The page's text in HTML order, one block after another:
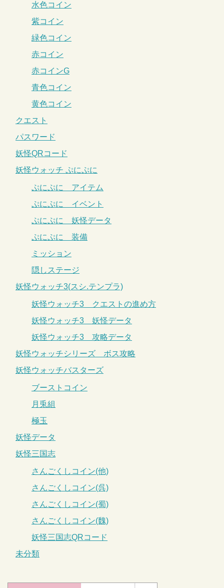
水色コイン
紫コイン
緑色コイン
赤コイン
赤コインG
青色コイン
黄色コイン
クエスト
パスワード
妖怪QRコード
妖怪ウォッチ ぷにぷに
ぷにぷに アイテム
ぷにぷに イベント
ぷにぷに 妖怪データ
ぷにぷに 装備
ミッション
隠しステージ
妖怪ウォッチ3(スシ.テンプラ)
妖怪ウォッチ3 クエストの進め方
妖怪ウォッチ3 妖怪データ
妖怪ウォッチ3 攻略データ
妖怪ウォッチシリーズ ボス攻略
妖怪ウォッチバスターズ
ブーストコイン
月兎組
極玉
妖怪データ
妖怪三国志
さんごくしコイン(他)
さんごくしコイン(呉)
さんごくしコイン(蜀)
さんごくしコイン(魏)
妖怪三国志QRコード
未分類